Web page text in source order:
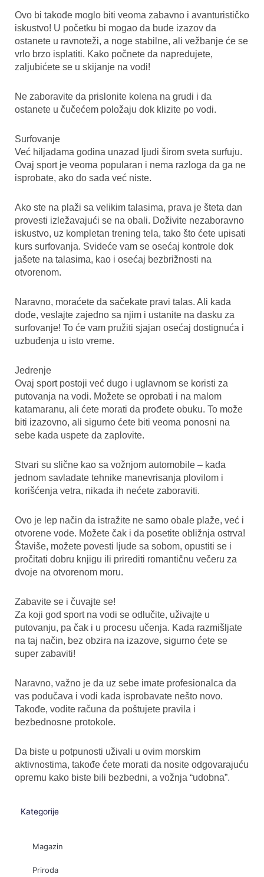
Ovo bi takođe moglo biti veoma zabavno i avanturističko
iskustvo! U početku bi mogao da bude izazov da
ostanete u ravnoteži, a noge stabilne, ali vežbanje će se
vrlo brzo isplatiti. Kako počnete da napredujete,
zaljubićete se u skijanje na vodi!
Ne zaboravite da prislonite kolena na grudi i da
ostanete u čučećem položaju dok klizite po vodi.
Surfovanje
Već hiljadama godina unazad ljudi širom sveta surfuju.
Ovaj sport je veoma popularan i nema razloga da ga ne
isprobate, ako do sada već niste.
Ako ste na plaži sa velikim talasima, prava je šteta dan
provesti izležavajući se na obali. Doživite nezaboravno
iskustvo, uz kompletan trening tela, tako što ćete upisati
kurs surfovanja. Svideće vam se osećaj kontrole dok
jašete na talasima, kao i osećaj bezbrižnosti na
otvorenom.
Naravno, moraćete da sačekate pravi talas. Ali kada
dođe, veslajte zajedno sa njim i ustanite na dasku za
surfovanje! To će vam pružiti sjajan osećaj dostignuća i
uzbuđenja u isto vreme.
Jedrenje
Ovaj sport postoji već dugo i uglavnom se koristi za
putovanja na vodi. Možete se oprobati i na malom
katamaranu, ali ćete morati da prođete obuku. To može
biti izazovno, ali sigurno ćete biti veoma ponosni na
sebe kada uspete da zaplovite.
Stvari su slične kao sa vožnjom automobile – kada
jednom savladate tehnike manevrisanja plovilom i
korišćenja vetra, nikada ih nećete zaboraviti.
Ovo je lep način da istražite ne samo obale plaže, već i
otvorene vode. Možete čak i da posetite obližnja ostrva!
Štaviše, možete povesti ljude sa sobom, opustiti se i
pročitati dobru knjigu ili prirediti romantičnu večeru za
dvoje na otvorenom moru.
Zabavite se i čuvajte se!
Za koji god sport na vodi se odlučite, uživajte u
putovanju, pa čak i u procesu učenja. Kada razmišljate
na taj način, bez obzira na izazove, sigurno ćete se
super zabaviti!
Naravno, važno je da uz sebe imate profesionalca da
vas podučava i vodi kada isprobavate nešto novo.
Takođe, vodite računa da poštujete pravila i
bezbednosne protokole.
Da biste u potpunosti uživali u ovim morskim
aktivnostima, takođe ćete morati da nosite odgovarajuću
opremu kako biste bili bezbedni, a vožnja “udobna”.
Kategorije
Magazin
Priroda